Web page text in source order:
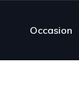
Occasion